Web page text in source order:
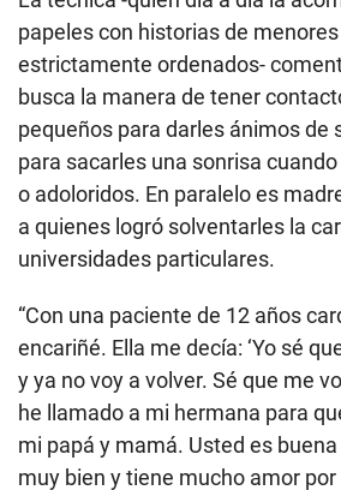
papeles con historias de
estrictamente ordenados-
busca la manera de tener
pequeños para darles ánimos de
para sacarles una sonrisa
o adoloridos. En paralelo es
a quienes logró solventarles la
universidades particulares.
“Con una paciente de 12 años
encariñé. Ella me decía: ‘Yo sé
y ya no voy a volver. Sé que me
he llamado a mi hermana para
mi papá y mamá. Usted es
muy bien y tiene mucho amor